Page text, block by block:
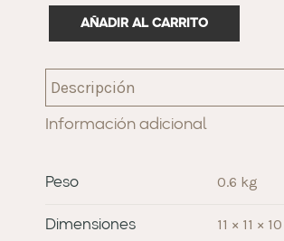
AÑADIR AL CARRITO
Descripción
Información adicional
Peso 0.6 kg
Dimensiones 11 × 11 ×